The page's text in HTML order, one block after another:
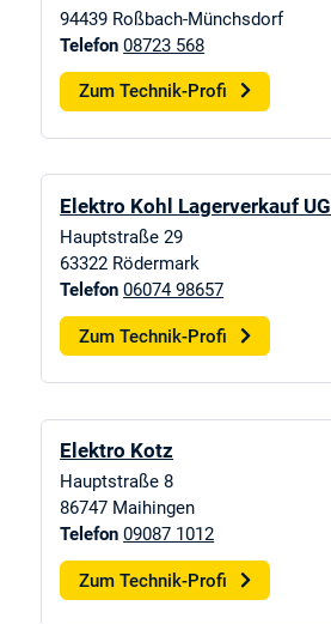
94439 Roßbach-Münchsdorf
Telefon 08723 568
Zum Technik-Profi
Elektro Kohl Lagerverkauf UG
Hauptstraße 29
63322 Rödermark
Telefon 06074 98657
Zum Technik-Profi
Elektro Kotz
Hauptstraße 8
86747 Maihingen
Telefon 09087 1012
Zum Technik-Profi